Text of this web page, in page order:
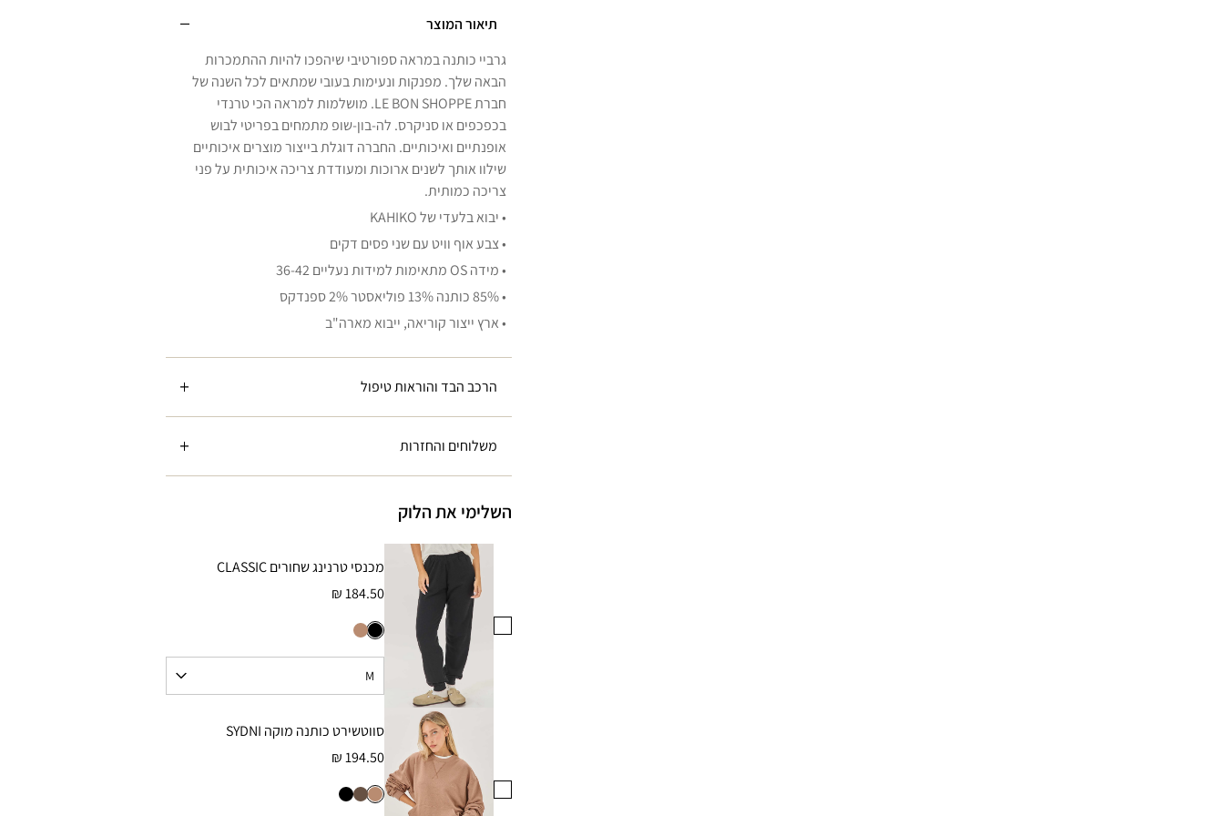
תיאור המוצר
גרביי כותנה במראה ספורטיבי שיהפכו להיות ההתמכרות
הבאה שלך. מפנקות ונעימות בעובי שמתאים לכל השנה של
חברת LE BON SHOPPE. מושלמות למראה הכי טרנדי
בכפכפים או סניקרס. לה-בון-שופ מתמחים בפריטי לבוש
אופנתיים ואיכותיים. החברה דוגלת בייצור מוצרים איכותיים
שילוו אותך לשנים ארוכות ומעודדת צריכה איכותית על פני
צריכה כמותית.
• יבוא בלעדי של KAHIKO
• צבע אוף וויט עם שני פסים דקים
• מידה OS מתאימות למידות נעליים 36-42
• 85% כותנה 13% פוליאסטר 2% ספנדקס
• ארץ ייצור קוריאה, ייבוא מארה"ב
הרכב הבד והוראות טיפול
משלוחים והחזרות
השלימי את הלוק
מכנסי טרנינג שחורים CLASSIC
184.50 ₪
סווטשירט כותנה מוקה SYDNI
194.50 ₪